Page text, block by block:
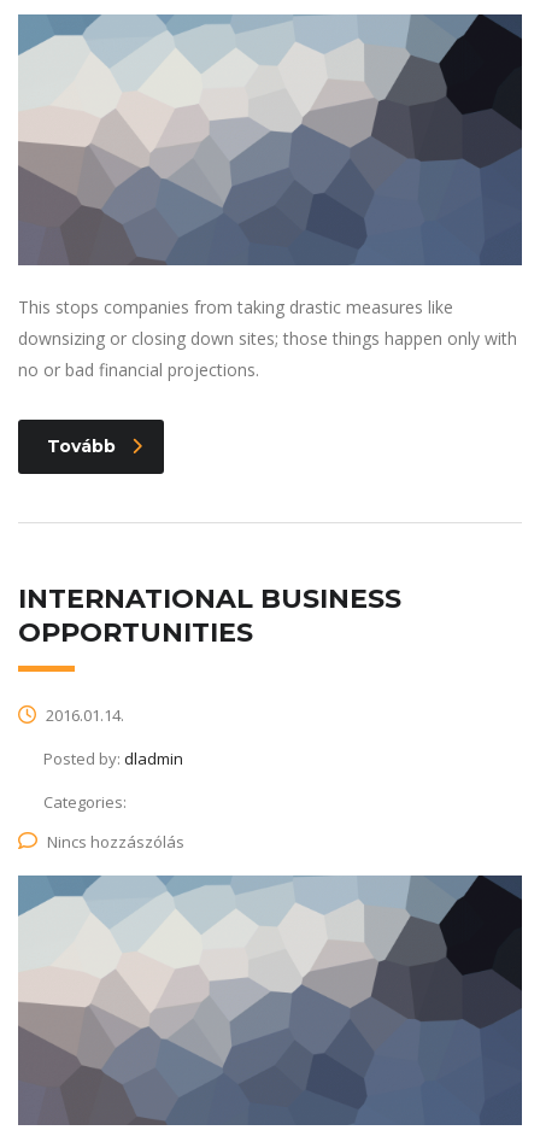
This stops companies from taking drastic measures like
downsizing or closing down sites; those things happen only with
no or bad financial projections.
Tovább
INTERNATIONAL BUSINESS
OPPORTUNITIES
2016.01.14.
Posted by: dladmin
Categories:
Nincs hozzászólás